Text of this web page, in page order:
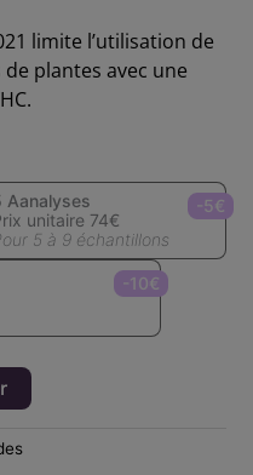
limite l’utilisation de
plantes avec une
Aanalyses
unitaire 74€
5 à 9 échantillons
-5€
-10€